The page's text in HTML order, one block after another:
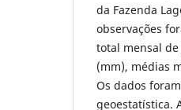
da Fazenda
observações
total mensal
(mm), médias
Os dados
geoestatística.